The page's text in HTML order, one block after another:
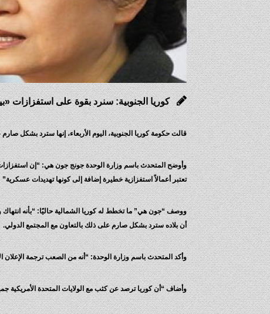
كوريا الجنوبية: سنرد بقوة على استفزازات
قالت حكومة كوريا الجنوبية، اليوم الأربعاء، إنها سترد بشكل
وأوضح المتحدث باسم وزارة الوحدة جونج جون هي: “إن استفزازات
تعتبر أعمالاً استفزازية خطيرة إضافة إلى كونها تهديدات عسكرية”
ووصف “جون هي” ما تخطط له كوريا الشمالية حاليًا: “بأنه انتهاك
أن بلاده سترد بشكل صارم على ذلك بالتعاون مع المجتمع الدولي.
وأكد المتحدث باسم وزارة الوحدة: “أنه من الصعب ترجمة الإعلان
وأضاف “أن كوريا ترصد عن كثب مع الولايات المتحدة الأمريكية